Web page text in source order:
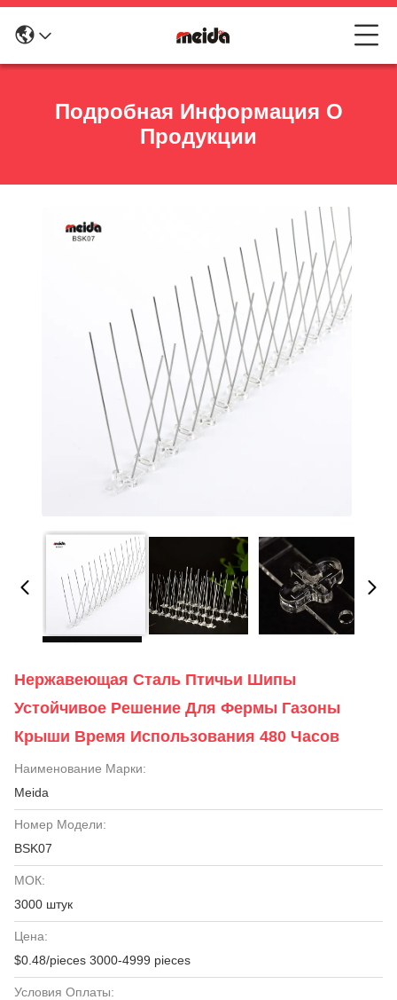
Подробная Информация О
Продукции
Нержавеющая Сталь Птичьи Шипы
Устойчивое Решение Для Фермы Газоны
Крыши Время Использования 480 Часов
Наименование Марки:
Meida
Номер Модели:
BSK07
МОК:
3000 штук
Цена:
$0.48/pieces 3000-4999 pieces
Условия Оплаты: